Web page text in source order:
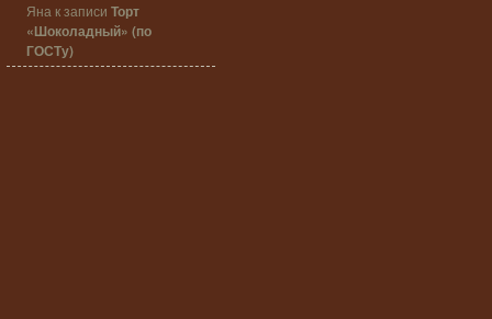
Яна к записи Торт
«Шоколадный» (по
ГОСТу)